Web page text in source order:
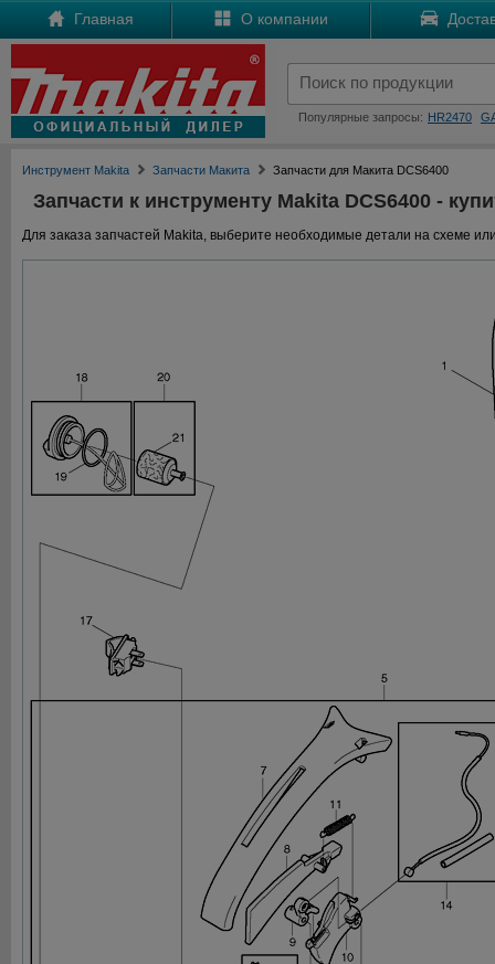
Главная О компании
Популярные запросы: HR2470
Инструмент Makita Запчасти Макита Запчасти для Макита DCS6400
Запчасти к инструменту Makita DCS6400 -
Для заказа запчастей Makita, выберите необходимые детали на схеме